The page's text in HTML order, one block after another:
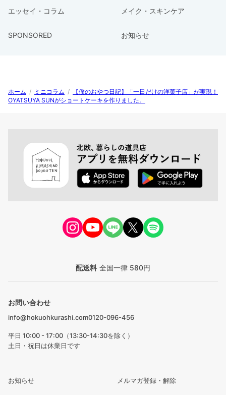
エッセイ・コラム メイク・スキンケア
SPONSORED お知らせ
ホーム / ミニコラム /
【僕のおやつ日記】「一日だけの洋菓子店」が実現！
OYATSUYA SUNがショートケーキを作りました。
配送料 全国一律 580円
お問い合わせ
info@hokuohkurashi.com0120-096-456
平日 10:00 - 17:00（13:30-14:30を除く）
土日・祝日は休業日です
お知らせ メルマガ登録・解除